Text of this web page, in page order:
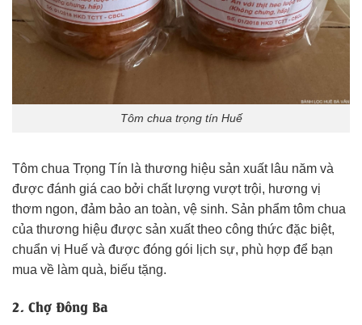
Tôm chua trọng tín Huế
Tôm chua Trọng Tín là thương hiệu sản xuất lâu năm và
được đánh giá cao bởi chất lượng vượt trội, hương vị
thơm ngon, đảm bảo an toàn, vệ sinh. Sản phẩm tôm chua
của thương hiệu được sản xuất theo công thức đặc biệt,
chuẩn vị Huế và được đóng gói lịch sự, phù hợp để bạn
mua về làm quà, biếu tặng.
2. Chợ Đông Ba